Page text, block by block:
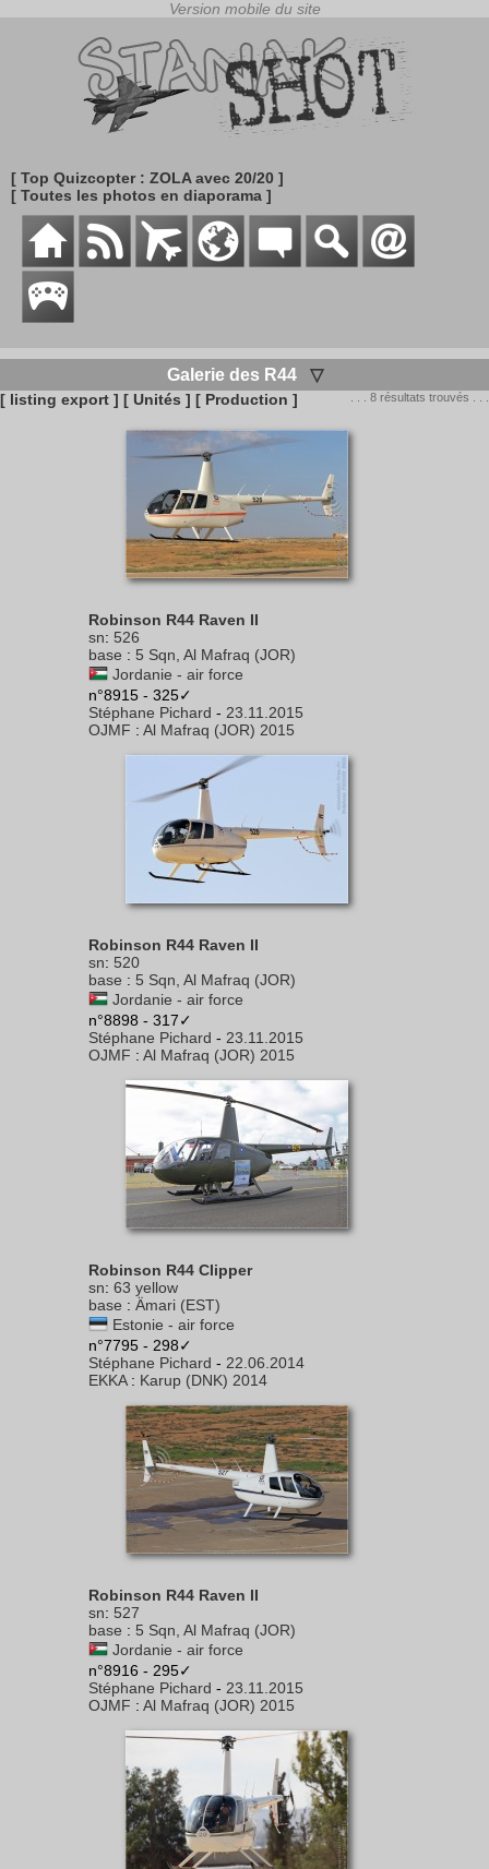
[ Top Quizcopter : ZOLA avec 20/20 ]
[ Toutes les photos en diaporama ]
Galerie des R44 ▽
[ listing export ] [ Unités ] [ Production ] . . . 8 résultats trouvés . . .
Robinson R44 Raven II
sn: 526
base : 5 Sqn, Al Mafraq (JOR)
Jordanie - air force
n°8915 - 325✓
Stéphane Pichard - 23.11.2015
OJMF : Al Mafraq (JOR) 2015
Robinson R44 Raven II
sn: 520
base : 5 Sqn, Al Mafraq (JOR)
Jordanie - air force
n°8898 - 317✓
Stéphane Pichard - 23.11.2015
OJMF : Al Mafraq (JOR) 2015
Robinson R44 Clipper
sn: 63 yellow
base : Ämari (EST)
Estonie - air force
n°7795 - 298✓
Stéphane Pichard - 22.06.2014
EKKA: Karup (DNK) 2014
Robinson R44 Raven II
sn: 527
base : 5 Sqn, Al Mafraq (JOR)
Jordanie - air force
n°8916 - 295✓
Stéphane Pichard - 23.11.2015
OJMF : Al Mafraq (JOR) 2015